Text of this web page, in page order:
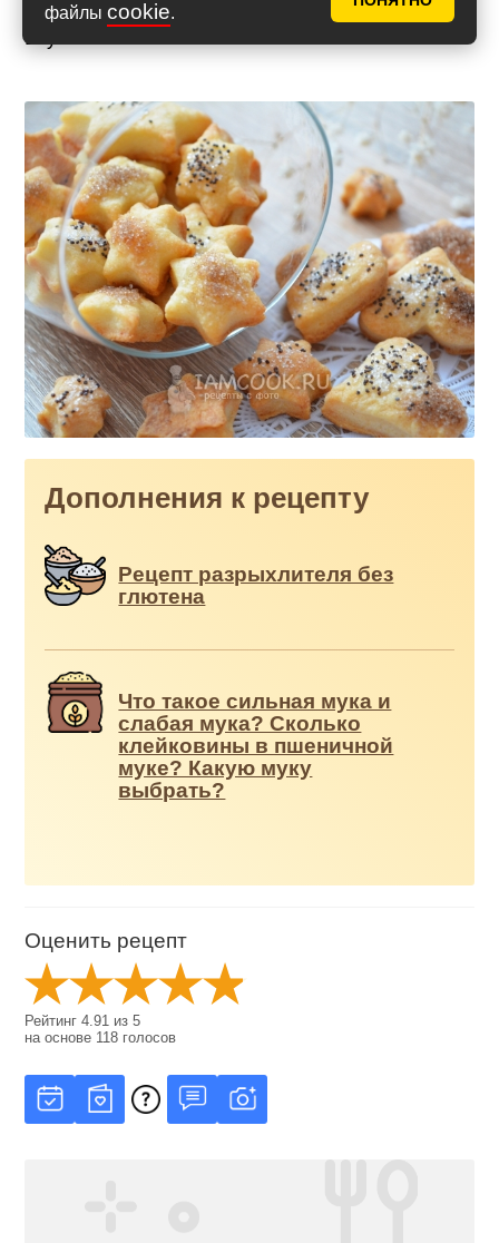
файлы cookie.
Вкусного вам чаепития!
Дополнения к рецепту
Рецепт разрыхлителя без
глютена
Что такое сильная мука и
слабая мука? Сколько
клейковины в пшеничной
муке? Какую муку
выбрать?
Оценить рецепт
Рейтинг4.91 из5
на основе 118 голосов